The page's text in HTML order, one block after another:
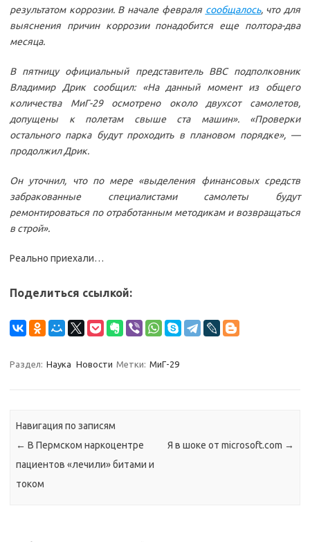
результатом коррозии. В начале февраля сообщалось, что для
выяснения причин коррозии понадобится еще полтора-два
месяца.
В пятницу официальный представитель ВВС подполковник
Владимир Дрик сообщил: «На данный момент из общего
количества МиГ-29 осмотрено около двухсот самолетов,
допущены к полетам свыше ста машин». «Проверки
остального парка будут проходить в плановом порядке», —
продолжил Дрик.
Он уточнил, что по мере «выделения финансовых средств
забракованные специалистами самолеты будут
ремонтироваться по отработанным методикам и возвращаться
в строй».
Реально приехали…
Поделиться ссылкой:
Раздел: Наука Новости Метки: МиГ-29
Навигация по записям
← В Пермском наркоцентре
пациентов «лечили» битами и
током
Я в шоке от microsoft.com →